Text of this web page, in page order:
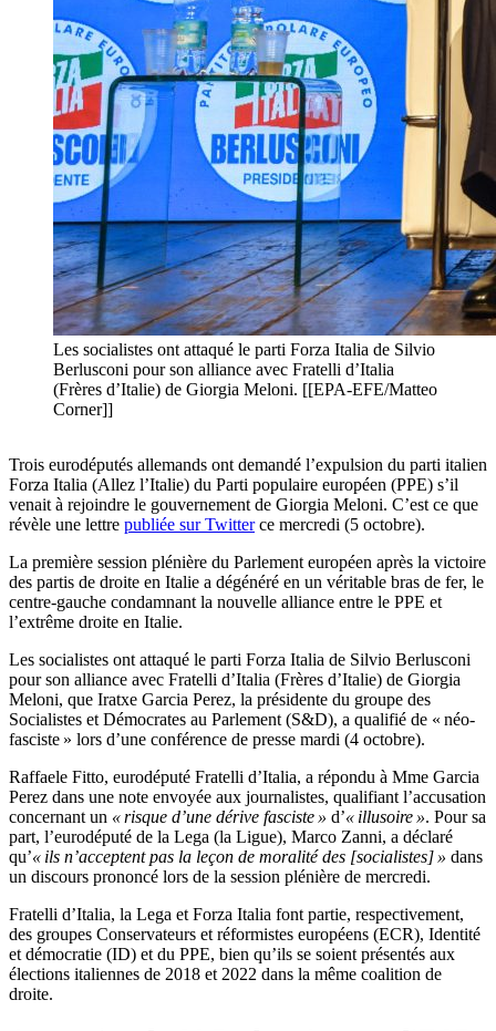
Les socialistes ont attaqué le parti Forza Italia de Silvio
Berlusconi pour son alliance avec Fratelli d’Italia
(Frères d’Italie) de Giorgia Meloni. [[EPA-EFE/Matteo
Corner]]
Trois eurodéputés allemands ont demandé l’expulsion du parti italien
Forza Italia (Allez l’Italie) du Parti populaire européen (PPE) s’il
venait à rejoindre le gouvernement de Giorgia Meloni. C’est ce que
révèle une lettre publiée sur Twitterce mercredi (5 octobre).
La première session plénière du Parlement européen après la victoire
des partis de droite en Italie a dégénéré en un véritable bras de fer, le
centre-gauche condamnant la nouvelle alliance entre le PPE et
l’extrême droite en Italie.
Les socialistes ont attaqué le parti Forza Italia de Silvio Berlusconi
pour son alliance avec Fratelli d’Italia (Frères d’Italie) de Giorgia
Meloni, que Iratxe Garcia Perez, la présidente du groupe des
Socialistes et Démocrates au Parlement (S&D), a qualifié de « néo-
fasciste » lors d’une conférence de presse mardi (4 octobre).
Raffaele Fitto, eurodéputé Fratelli d’Italia, a répondu à Mme Garcia
Perez dans une note envoyée aux journalistes, qualifiant l’accusation
concernant un « risque d’une dérive fasciste » d’« illusoire ». Pour sa
part, l’eurodéputé de la Lega (la Ligue), Marco Zanni, a déclaré
qu’« ils n’acceptent pas la leçon de moralité des [socialistes] » dans
un discours prononcé lors de la session plénière de mercredi.
Fratelli d’Italia, la Lega et Forza Italia font partie, respectivement,
des groupes Conservateurs et réformistes européens (ECR), Identité
et démocratie (ID) et du PPE, bien qu’ils se soient présentés aux
élections italiennes de 2018 et 2022 dans la même coalition de
droite.